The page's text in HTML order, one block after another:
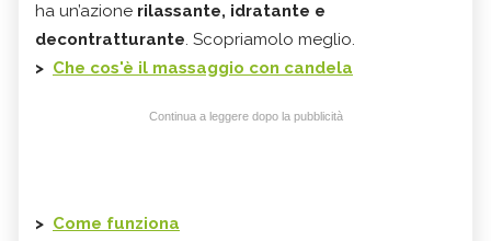
ha un’azione rilassante, idratante e
decontratturante. Scopriamolo meglio.
> Che cos'è il massaggio con candela
Continua a leggere dopo la pubblicità
> Come funziona